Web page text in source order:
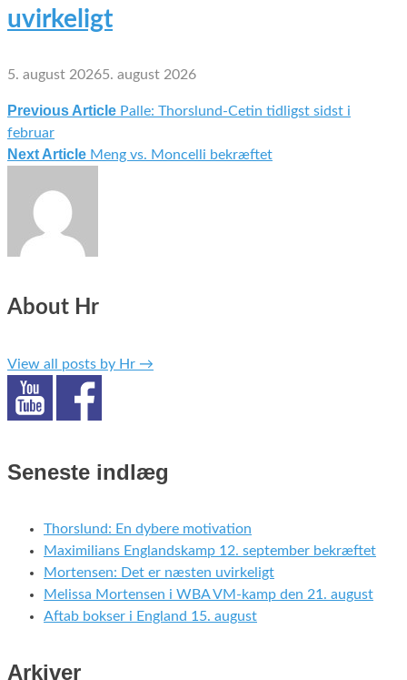
uvirkeligt
5. august 20265. august 2026
Indlægsnavigation
Previous Article Palle: Thorslund-Cetin tidligst sidst i
februar
Next Article Meng vs. Moncelli bekræftet
About Hr
View all posts by Hr →
Seneste indlæg
Thorslund: En dybere motivation
Maximilians Englandskamp 12. september bekræftet
Mortensen: Det er næsten uvirkeligt
Melissa Mortensen i WBA VM-kamp den 21. august
Aftab bokser i England 15. august
Arkiver